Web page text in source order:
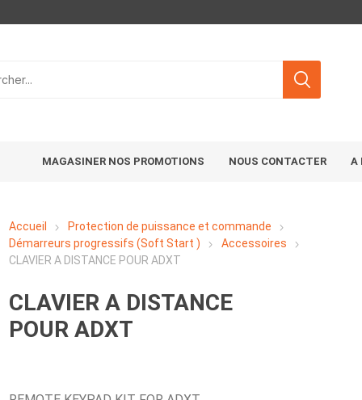
MAGASINER NOS PROMOTIONS NOUS CONTACTER A
Accueil
Protection de puissance et commande
Démarreurs progressifs (Soft Start )
Accessoires
CLAVIER A DISTANCE POUR ADXT
CLAVIER A DISTANCE
POUR ADXT